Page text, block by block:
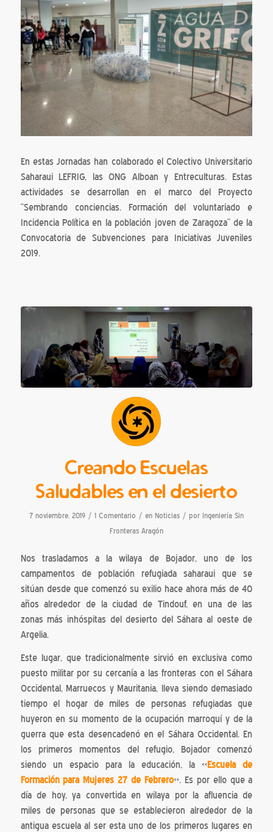
En estas Jornadas han colaborado el Colectivo Universitario
Saharaui LEFRIG, las ONG Alboan y Entreculturas. Estas
actividades se desarrollan en el marco del Proyecto
“Sembrando conciencias. Formación del voluntariado e
Incidencia Política en la población joven de Zaragoza” de la
Convocatoria de Subvenciones para Iniciativas Juveniles
2019.
Creando Escuelas
Saludables en el desierto
7 noviembre, 2019 / 1 Comentario / en Noticias / por Ingeniería Sin
Fronteras Aragón
Nos trasladamos a la wilaya de Bojador, uno de los
campamentos de población refugiada saharaui que se
sitúan desde que comenzó su exilio hace ahora más de 40
años alrededor de la ciudad de Tindouf, en una de las
zonas más inhóspitas del desierto del Sáhara al oeste de
Argelia.
Este lugar, que tradicionalmente sirvió en exclusiva como
puesto militar por su cercanía a las fronteras con el Sáhara
Occidental, Marruecos y Mauritania, lleva siendo demasiado
tiempo el hogar de miles de personas refugiadas que
huyeron en su momento de la ocupación marroquí y de la
guerra que esta desencadenó en el Sáhara Occidental. En
los primeros momentos del refugio, Bojador comenzó
siendo un espacio para la educación, la «Escuela de
Formación para Mujeres 27 de Febrero«. Es por ello que a
día de hoy, ya convertida en wilaya por la afluencia de
miles de personas que se establecieron alrededor de la
antigua escuela al ser esta uno de los primeros lugares en